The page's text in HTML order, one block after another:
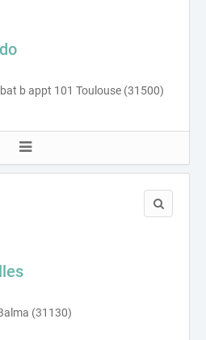
b appt 101 Toulouse (31500)
(31130)